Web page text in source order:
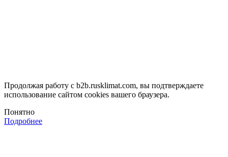
Продолжая работу с b2b.rusklimat.com, вы подтверждаете
использование сайтом cookies вашего браузера.
Понятно
Подробнее